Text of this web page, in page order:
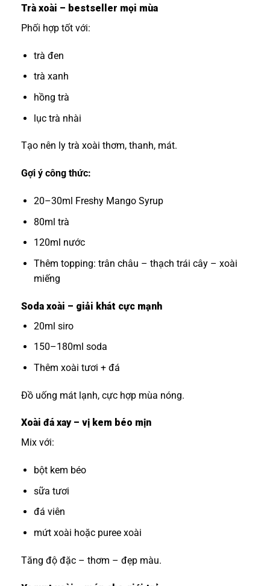
Trà xoài – bestseller mọi mùa
Phối hợp tốt với:
trà đen
trà xanh
hồng trà
lục trà nhài
Tạo nên ly trà xoài thơm, thanh, mát.
Gợi ý công thức:
20–30ml Freshy Mango Syrup
80ml trà
120ml nước
Thêm topping: trân châu – thạch trái cây – xoài
miếng
Soda xoài – giải khát cực mạnh
20ml siro
150–180ml soda
Thêm xoài tươi + đá
Đồ uống mát lạnh, cực hợp mùa nóng.
Xoài đá xay – vị kem béo mịn
Mix với:
bột kem béo
sữa tươi
đá viên
mứt xoài hoặc puree xoài
Tăng độ đặc – thơm – đẹp màu.